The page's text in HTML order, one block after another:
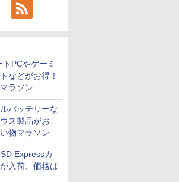
PCやゲーミ
などがお得！
ラソン
バッテリーな
ス製品がお
物マラソン
Expressカ
入荷、価格は